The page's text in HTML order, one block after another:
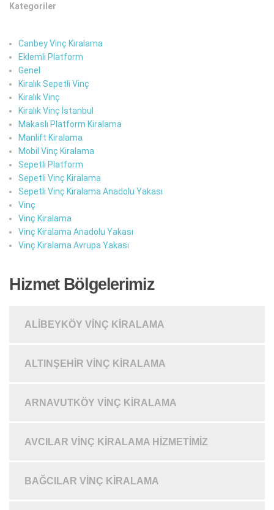
Kategoriler
Canbey Vinç Kiralama
Eklemli Platform
Genel
Kiralık Sepetli Vinç
Kiralık Vinç
Kiralık Vinç İstanbul
Makaslı Platform Kiralama
Manlift Kiralama
Mobil Vinç Kiralama
Sepetli Platform
Sepetli Vinç Kiralama
Sepetli Vinç Kiralama Anadolu Yakası
Vinç
Vinç Kiralama
Vinç Kiralama Anadolu Yakası
Vinç Kiralama Avrupa Yakası
Hizmet Bölgelerimiz
ALIBEYKÖY VINÇ KIRALAMA
ALTINŞEHIR VINÇ KIRALAMA
ARNAVUTKÖY VINÇ KIRALAMA
AVCILAR VINÇ KIRALAMA HIZMETIMIZ
BAĞCILAR VINÇ KIRALAMA